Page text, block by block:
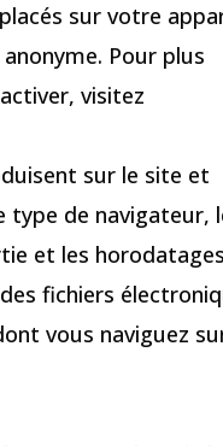
sur votre
Pour plus
visitez
sur le site et
type de navigateur,
et les
fichiers
vous naviguez